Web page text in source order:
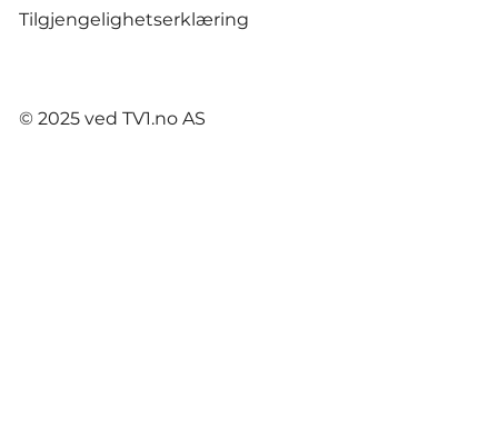
Tilgjengelighetserklæring
© 2025 ved TV1.no AS